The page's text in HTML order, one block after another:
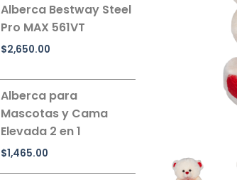
Alberca Bestway Steel
Pro MAX 561VT
$2,650.00
Alberca para
Mascotas y Cama
Elevada 2 en 1
$1,465.00